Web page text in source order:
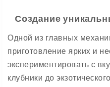
Создание
Одной из главных
приготовление ярких и
экспериментировать с
клубники до